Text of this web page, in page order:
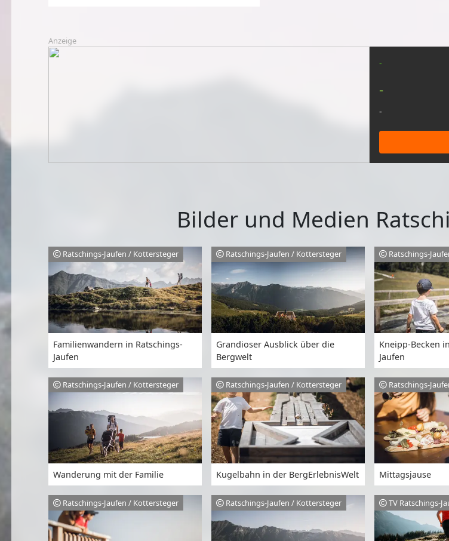
Anzeige
-
-
-
Bilder und Medien
Ratschings-Jaufen / Kottersteger
Familienwandern in Ratschings-
Jaufen
Ratschings-Jaufen / Kottersteger
Grandioser Ausblick über die
Bergwelt
Ratschings-
Kneipp-Becken
Jaufen
Ratschings-Jaufen / Kottersteger
Wanderung mit der Familie
Ratschings-Jaufen / Kottersteger
Kugelbahn in der BergErlebnisWelt
Ratschings-
Mittagsjause
Ratschings-Jaufen / Kottersteger Ratschings-Jaufen / Kottersteger TV Ratschings-